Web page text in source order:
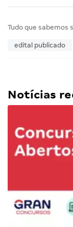
Tudo que sabemos
edital publicado
Notícias